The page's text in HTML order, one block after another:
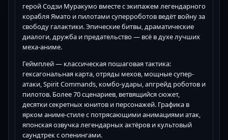
герой Содзи Муракумо вместе с экипажем легендарного
корабля Ямато и пилотами суперроботов ведёт войну за
свободу галактики. Эпические битвы, драматические
диалоги, дружба и предательство — всё в духе лучших
меха-аниме.
Геймплей — классическая пошаговая тактика:
гексагональная карта, отряды мехов, мощные супер-
атаки, Spirit Commands, комбо-удары, апгрейд роботов и
пилотов. Более 70 сценариев, ветвящийся сюжет,
десятки секретных юнитов и персонажей. Графика в
ярком аниме-стиле с потрясающими анимациями атак,
японская озвучка легендарных актёров и культовый
саундтрек с опенингами.